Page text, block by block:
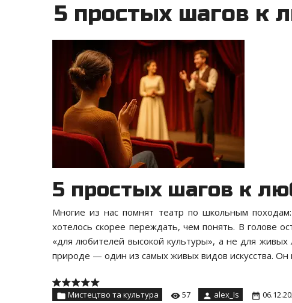
5 простых шагов к
5 простых шагов к
Многие из нас помнят театр по школьным
хотелось скорее переждать, чем понять. В голове
«для любителей высокой культуры», а не для
природе — один из самых живых видов искусства. Он
Мистецтво та культура 57 alex_Is